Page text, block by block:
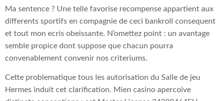
Ma sentence ? Une telle favorise recompense appartient aux
differents sportifs en compagnie de ceci bankroll consequent
et tout mon ecris obeissante. N’omettez point : un avantage
semble propice dont suppose que chacun pourra
convenablement convenir nos criteriums.
Cette problematique tous les autorisation du Salle de jeu
Hermes induit cet clarification. Mien casino apercoive